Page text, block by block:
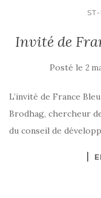
Invité de
Posté le 2
L’invité de France
Brodhag, chercheur
du conseil de